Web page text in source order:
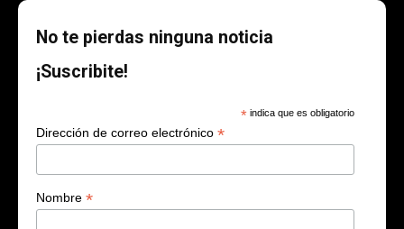
No te pierdas ninguna noticia
¡Suscribite!
* indica que es obligatorio
Dirección de correo electrónico *
Nombre *